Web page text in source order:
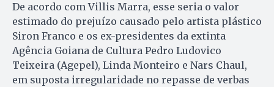
De acordo com Villis Marra, esse seria o valor
estimado do prejuízo causado pelo artista plástico
Siron Franco e os ex-presidentes da extinta
Agência Goiana de Cultura Pedro Ludovico
Teixeira (Agepel), Linda Monteiro e Nars Chaul,
em suposta irregularidade no repasse de verbas